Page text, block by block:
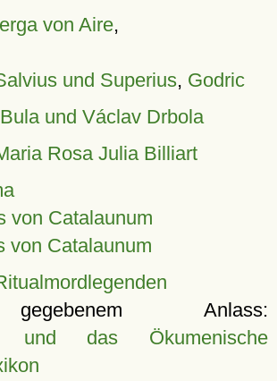
von Aire,
und Superius, Godric
und Václav Drbola
Rosa Julia Billiart
von Catalaunum
von Catalaunum
Anlass:
und das Ökumenische